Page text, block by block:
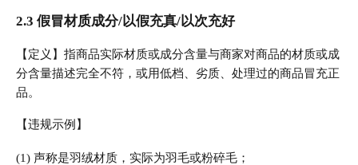
2.3 假冒材质成分/以假充真/以次充好
【定义】指商品实际材质或成分含量与商家对商品的材质或成
分含量描述完全不符，或用低档、劣质、处理过的商品冒充正
品。
【违规示例】
(1) 声称是羽绒材质，实际为羽毛或粉碎毛；